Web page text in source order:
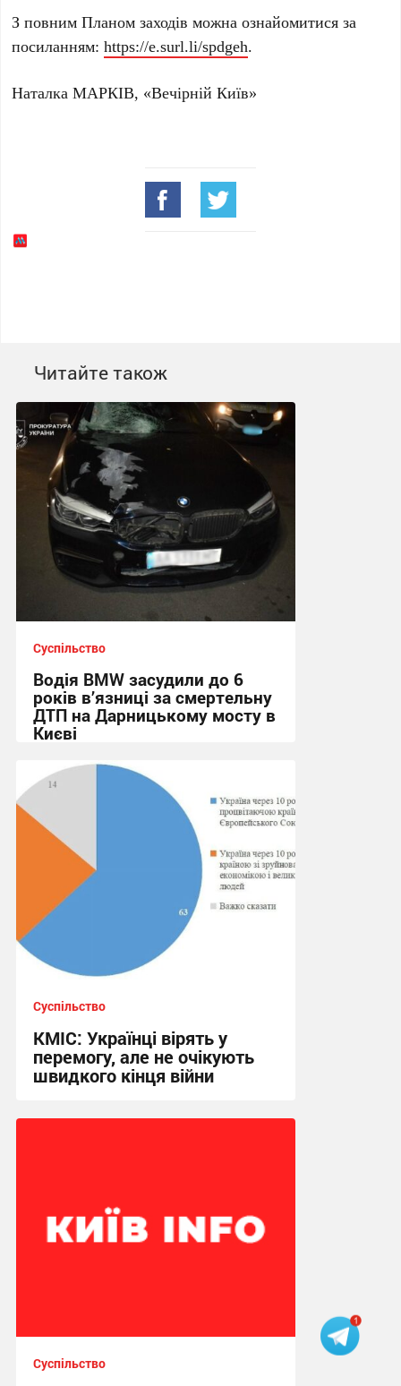
З повним Планом заходів можна ознайомитися за
посиланням:https://e.surl.li/spdgeh.
Наталка МАРКІВ, «Вечірній Київ»
Читайте також
Суспільство
Водія BMW засудили до 6
років в’язниці за смертельну
ДТП на Дарницькому мосту в
Києві
20:45 сьогодні
Суспільство
КМІС: Українці вірять у
перемогу, але не очікують
швидкого кінця війни
Суспільство